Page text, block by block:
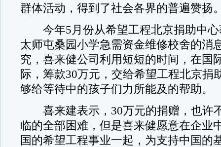
群体活动，得到了社会各界的普遍赞扬
今年5月份从希望工程北京捐助中心
太师屯桑园小学急需资金维修校舍的消
究，喜来健公司利用短短的时间，在国
际，筹款30万元，交给希望工程北京捐
够给等待中的孩子们力所能及的帮助。
喜来建表示，30万元的捐赠，也许
临的全部困难，但是喜来健愿意在企业
国的希望工程事业一起，为支持中国的